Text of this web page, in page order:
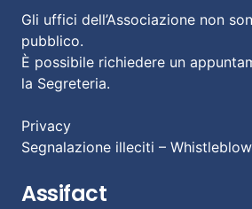
Gli uffici dell’Associazione non
pubblico.
È possibile richiedere un
la Segreteria.
Privacy
Segnalazione illeciti –
Assifact